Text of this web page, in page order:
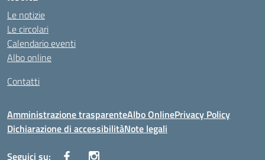
Le notizie
Le circolari
Calendario eventi
Albo online
Contatti
Amministrazione trasparenteAlbo OnlinePrivacy Policy
Dichiarazione di accessibilitàNote legali
Seguici su: